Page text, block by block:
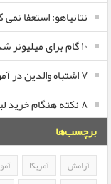
نتانیاهو: استعفا
۱۰ گام برای میلیونر شدن
۷ اشتباه والدین در آموزش مسائل مالی به کودکان
۸ نکته هنگام خرید لباس
برچسب‌ها
آرامش آمریکا